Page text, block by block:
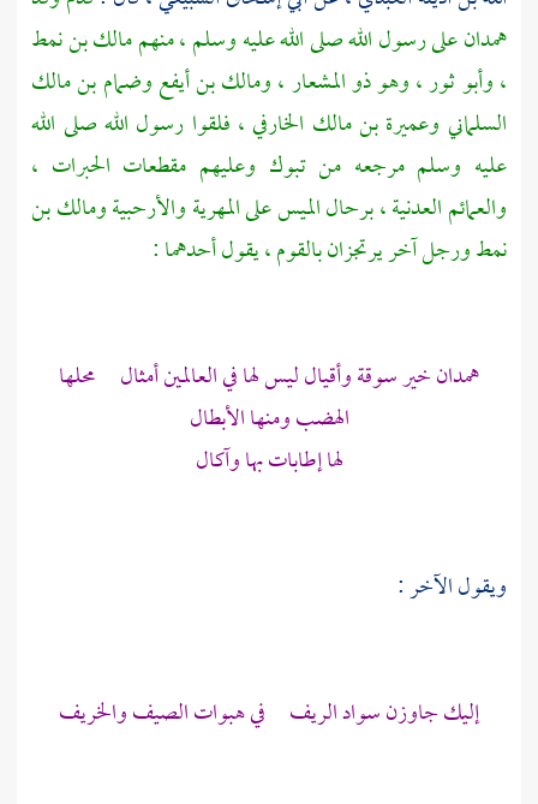
همدانعلى رسول الله صلى الله عليه وسلم ، منهممالك بن نمط
،وأبو ثور ، وهو ذو المشعار،ومالك بن أيفعوضمام بن مالك
السلماني وعميرة بن مالك الخارفي، فلقوا رسول الله صلى الله
عليه وسلم مرجعه منتبوك وعليهم مقطعات الحبرات ،
والعمائم العدنية ، برحال الميس على المهرية والأرحبيةومالك بن
نمطورجل آخر يرتجزان بالقوم ، يقول أحدهما :
همدانخير سوقة وأقيال ليس لها في العالمين أمثال محلها
الهضب ومنها الأبطال
لها إطابات بها وآكال
ويقول الآخر :
إليك جاوزن سواد الريف في هبوات الصيف والخريف